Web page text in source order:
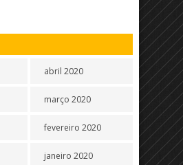
abril 2020
março 2020
fevereiro 2020
janeiro 2020